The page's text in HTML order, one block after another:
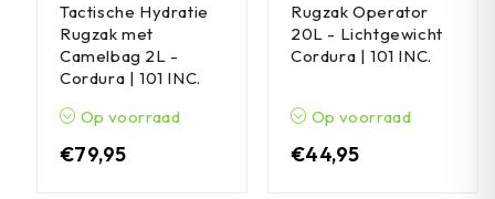
Tactische Hydratie
Rugzak met
Camelbag 2L -
Cordura | 101 INC.
Op voorraad
€79,95
Rugzak Operator
20L - Lichtgewicht
Cordura | 101 INC.
Op voorraad
€44,95